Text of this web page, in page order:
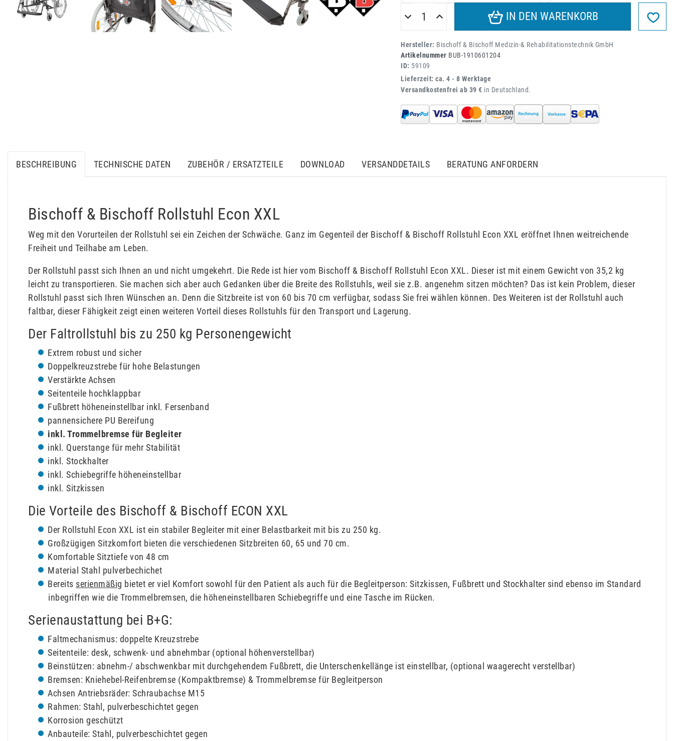
IN DEN WARENKORB
Hersteller: Bischoff & Bischoff Medizin-& Rehabilitationstechnik GmbH
Artikelnummer BUB-1910601204
ID: 59109
Lieferzeit: ca. 4 - 8 Werktage
Versandkostenfrei ab 39 € in Deutschland.
BESCHREIBUNG TECHNISCHE DATEN ZUBEHÖR / ERSATZTEILE DOWNLOAD VERSANDDETAILS BERATUNG ANFORDERN
Bischoff & Bischoff Rollstuhl Econ XXL
Weg mit den Vorurteilen der Rollstuhl sei ein Zeichen der Schwäche. Ganz im Gegenteil der Bischoff & Bischoff Rollstuhl Econ XXL eröffnet Ihnen weitreichende
Freiheit und Teilhabe am Leben.
Der Rollstuhl passt sich Ihnen an und nicht umgekehrt. Die Rede ist hier vom Bischoff & Bischoff Rollstuhl Econ XXL. Dieser ist mit einem Gewicht von 35,2 kg
leicht zu transportieren. Sie machen sich aber auch Gedanken über die Breite des Rollstuhls, weil sie z.B. angenehm sitzen möchten? Das ist kein Problem, dieser
Rollstuhl passt sich Ihren Wünschen an. Denn die Sitzbreite ist von 60 bis 70 cm verfügbar, sodass Sie frei wählen können. Des Weiteren ist der Rollstuhl auch
faltbar, dieser Fähigkeit zeigt einen weiteren Vorteil dieses Rollstuhls für den Transport und Lagerung.
Der Faltrollstuhl bis zu 250 kg Personengewicht
Extrem robust und sicher
Doppelkreuzstrebe für hohe Belastungen
Verstärkte Achsen
Seitenteile hochklappbar
Fußbrett höheneinstellbar inkl. Fersenband
pannensichere PU Bereifung
inkl. Trommelbremse für Begleiter
inkl. Querstange für mehr Stabilität
inkl. Stockhalter
inkl. Schiebegriffe höheneinstellbar
inkl. Sitzkissen
Die Vorteile des Bischoff & Bischoff ECON XXL
Der Rollstuhl Econ XXL ist ein stabiler Begleiter mit einer Belastbarkeit mit bis zu 250 kg.
Großzügigen Sitzkomfort bieten die verschiedenen Sitzbreiten 60, 65 und 70 cm.
Komfortable Sitztiefe von 48 cm
Material Stahl pulverbechichet
Bereits serienmäßig bietet er viel Komfort sowohl für den Patient als auch für die Begleitperson: Sitzkissen, Fußbrett und Stockhalter sind ebenso im Standard
inbegriffen wie die Trommelbremsen, die höheneinstellbaren Schiebegriffe und eine Tasche im Rücken.
Serienaustattung bei B+G:
Faltmechanismus: doppelte Kreuzstrebe
Seitenteile: desk, schwenk- und abnehmbar (optional höhenverstellbar)
Beinstützen: abnehm-/ abschwenkbar mit durchgehendem Fußbrett, die Unterschenkellänge ist einstellbar, (optional waagerecht verstellbar)
Bremsen: Kniehebel-Reifenbremse (Kompaktbremse) & Trommelbremse für Begleitperson
Achsen Antriebsräder: Schraubachse M15
Rahmen: Stahl, pulverbeschichtet gegen
Korrosion geschützt
Anbauteile: Stahl, pulverbeschichtet gegen